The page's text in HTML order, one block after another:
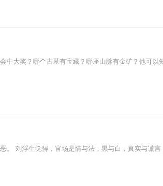
中大奖？哪个古墓有宝藏？哪座山脉有金矿？他可
刘浮生觉得，官场是情与法，黑与白，真实与谎